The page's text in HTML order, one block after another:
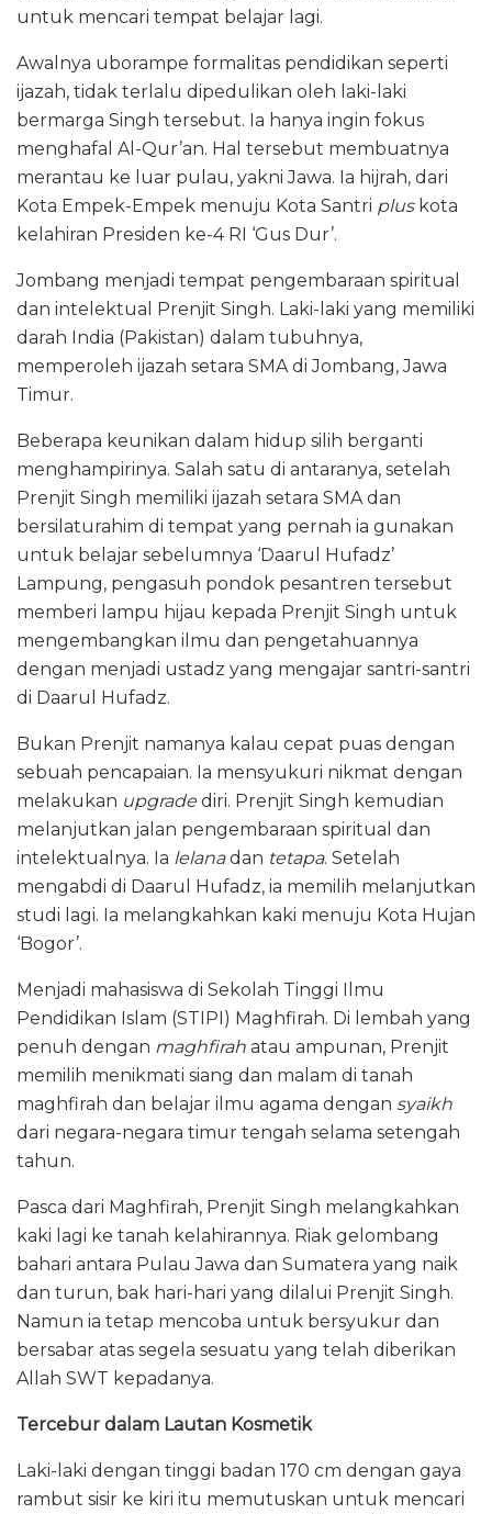
untuk mencari tempat belajar lagi.
Awalnya uborampe formalitas pendidikan seperti
ijazah, tidak terlalu dipedulikan oleh laki-laki
bermarga Singh tersebut. Ia hanya ingin fokus
menghafal Al-Qur’an. Hal tersebut membuatnya
merantau ke luar pulau, yakni Jawa. Ia hijrah, dari
Kota Empek-Empek menuju Kota Santri plus kota
kelahiran Presiden ke-4 RI ‘Gus Dur’.
Jombang menjadi tempat pengembaraan spiritual
dan intelektual Prenjit Singh. Laki-laki yang memiliki
darah India (Pakistan) dalam tubuhnya,
memperoleh ijazah setara SMA di Jombang, Jawa
Timur.
Beberapa keunikan dalam hidup silih berganti
menghampirinya. Salah satu di antaranya, setelah
Prenjit Singh memiliki ijazah setara SMA dan
bersilaturahim di tempat yang pernah ia gunakan
untuk belajar sebelumnya ‘Daarul Hufadz’
Lampung, pengasuh pondok pesantren tersebut
memberi lampu hijau kepada Prenjit Singh untuk
mengembangkan ilmu dan pengetahuannya
dengan menjadi ustadz yang mengajar santri-santri
di Daarul Hufadz.
Bukan Prenjit namanya kalau cepat puas dengan
sebuah pencapaian. Ia mensyukuri nikmat dengan
melakukan upgrade diri. Prenjit Singh kemudian
melanjutkan jalan pengembaraan spiritual dan
intelektualnya. Ia lelanadan tetapa. Setelah
mengabdi di Daarul Hufadz, ia memilih melanjutkan
studi lagi. Ia melangkahkan kaki menuju Kota Hujan
‘Bogor’.
Menjadi mahasiswa di Sekolah Tinggi Ilmu
Pendidikan Islam (STIPI) Maghfirah. Di lembah yang
penuh dengan maghfirah atau ampunan, Prenjit
memilih menikmati siang dan malam di tanah
maghfirah dan belajar ilmu agama dengan syaikh
dari negara-negara timur tengah selama setengah
tahun.
Pasca dari Maghfirah, Prenjit Singh melangkahkan
kaki lagi ke tanah kelahirannya. Riak gelombang
bahari antara Pulau Jawa dan Sumatera yang naik
dan turun, bak hari-hari yang dilalui Prenjit Singh.
Namun ia tetap mencoba untuk bersyukur dan
bersabar atas segela sesuatu yang telah diberikan
Allah SWT kepadanya.
Tercebur dalam Lautan Kosmetik
Laki-laki dengan tinggi badan 170 cm dengan gaya
rambut sisir ke kiri itu memutuskan untuk mencari